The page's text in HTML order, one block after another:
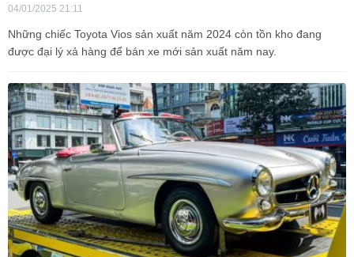
04/01/2025 21:11
Những chiếc Toyota Vios sản xuất năm 2024 còn tồn kho đang
được đại lý xả hàng để bán xe mới sản xuất năm nay.